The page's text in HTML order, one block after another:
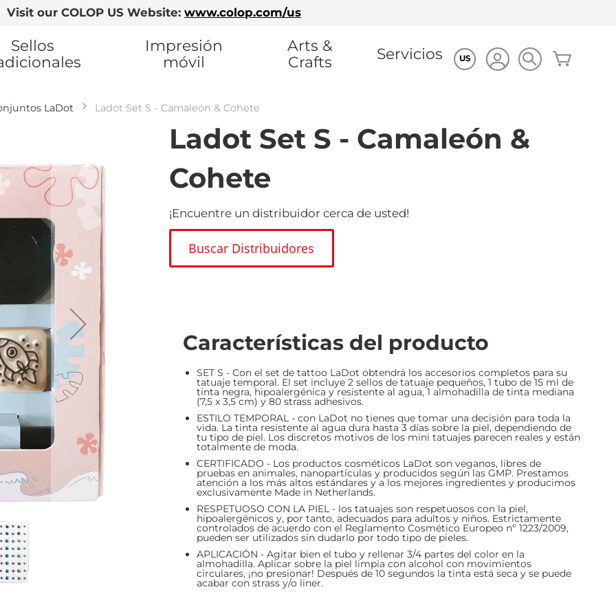
Visit our COLOP US Website: www.colop.com/us
US
Sellos
Impresión
móvil
Arts &
Crafts
Servicios
LaDot Ladot Set S - Camaleón & Cohete
Ladot Set S - Camaleón &
Cohete
¡Encuentre un distribuidor cerca de usted!
Buscar Distribuidores
Características del producto
SET S - Con el set de tattoo LaDot obtendrá los accesorios completos para su
tatuaje temporal. El set incluye 2 sellos de tatuaje pequeños, 1 tubo de 15 ml de
tinta negra, hipoalergénica y resistente al agua, 1 almohadilla de tinta mediana
(7,5 x 3,5 cm) y 80 strass adhesivos.
ESTILO TEMPORAL - con LaDot no tienes que tomar una decisión para toda la
vida. La tinta resistente al agua dura hasta 3 días sobre la piel, dependiendo de
tu tipo de piel. Los discretos motivos de los mini tatuajes parecen reales y están
totalmente de moda.
CERTIFICADO - Los productos cosméticos LaDot son veganos, libres de
pruebas en animales, nanopartículas y producidos según las GMP. Prestamos
atención a los más altos estándares y a los mejores ingredientes y producimos
exclusivamente Made in Netherlands.
RESPETUOSO CON LA PIEL - los tatuajes son respetuosos con la piel,
hipoalergénicos y, por tanto, adecuados para adultos y niños. Estrictamente
controlados de acuerdo con el Reglamento Cosmético Europeo nº 1223/2009,
pueden ser utilizados sin dudarlo por todo tipo de pieles.
APLICACIÓN - Agitar bien el tubo y rellenar 3/4 partes del color en la
almohadilla. Aplicar sobre la piel limpia con alcohol con movimientos
circulares, ¡no presionar! Después de 10 segundos la tinta está seca y se puede
acabar con strass y/o liner.